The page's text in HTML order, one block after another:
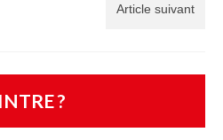
Article suivant
?